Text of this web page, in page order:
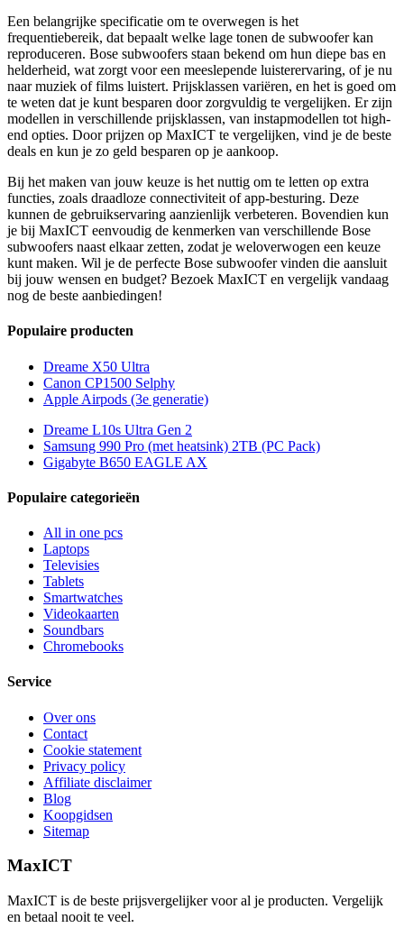
Een belangrijke specificatie om te overwegen is het
frequentiebereik, dat bepaalt welke lage tonen de subwoofer kan
reproduceren. Bose subwoofers staan bekend om hun diepe bas en
helderheid, wat zorgt voor een meeslepende luisterervaring, of je nu
naar muziek of films luistert. Prijsklassen variëren, en het is goed om
te weten dat je kunt besparen door zorgvuldig te vergelijken. Er zijn
modellen in verschillende prijsklassen, van instapmodellen tot high-
end opties. Door prijzen op MaxICT te vergelijken, vind je de beste
deals en kun je zo geld besparen op je aankoop.
Bij het maken van jouw keuze is het nuttig om te letten op extra
functies, zoals draadloze connectiviteit of app-besturing. Deze
kunnen de gebruikservaring aanzienlijk verbeteren. Bovendien kun
je bij MaxICT eenvoudig de kenmerken van verschillende Bose
subwoofers naast elkaar zetten, zodat je weloverwogen een keuze
kunt maken. Wil je de perfecte Bose subwoofer vinden die aansluit
bij jouw wensen en budget? Bezoek MaxICT en vergelijk vandaag
nog de beste aanbiedingen!
Populaire producten
Dreame X50 Ultra
Canon CP1500 Selphy
Apple Airpods (3e generatie)
Dreame L10s Ultra Gen 2
Samsung 990 Pro (met heatsink) 2TB (PC Pack)
Gigabyte B650 EAGLE AX
Populaire categorieën
All in one pcs
Laptops
Televisies
Tablets
Smartwatches
Videokaarten
Soundbars
Chromebooks
Service
Over ons
Contact
Cookie statement
Privacy policy
Affiliate disclaimer
Blog
Koopgidsen
Sitemap
MaxICT
MaxICT is de beste prijsvergelijker voor al je producten. Vergelijk
en betaal nooit te veel.